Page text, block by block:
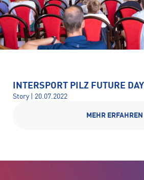
INTERSPORT PILZ FUTURE
Story | 20.07.2022
MEHR ERFAHREN